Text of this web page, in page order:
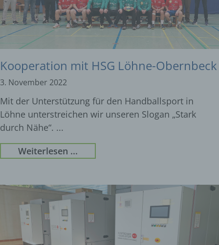
Kooperation mit HSG Löhne-Obernbeck
3. November 2022
Mit der Unterstützung für den Handballsport in
Löhne unterstreichen wir unseren Slogan „Stark
durch Nähe“.
Weiterlesen ...